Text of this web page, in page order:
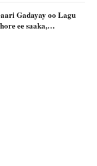
Gadayay oo Lagu
ee saaka,…